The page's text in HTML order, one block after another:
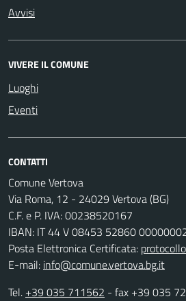
Avvisi
VIVERE IL COMUNE
Luoghi
Eventi
CONTATTI
Comune Vertova
Via Roma, 12 - 24029 Vertova (BG)
C.F. e P. IVA: 00238520167
IBAN: IT 44 V 08453 52860
Posta Elettronica Certificata:
E-mail: info@comune.vertova.bg.it
Tel. +39 035 711562 - fax +39 035